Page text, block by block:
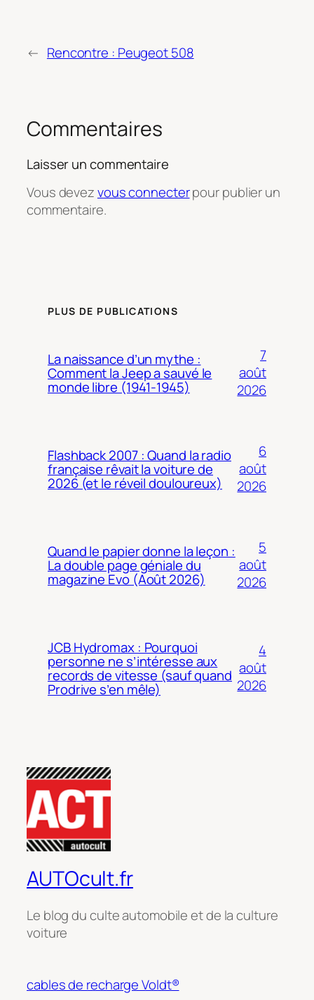
← Rencontre : Peugeot 508
Commentaires
Laisser un commentaire
Vous devezvous connecterpour publier un
commentaire.
PLUS DE PUBLICATIONS
La naissance d’un mythe :
Comment la Jeep a sauvé le
monde libre (1941-1945)
7
août
2026
Flashback 2007 : Quand la radio
française rêvait la voiture de
2026 (et le réveil douloureux)
6
août
2026
Quand le papier donne la leçon :
La double page géniale du
magazine Evo (Août 2026)
5
août
2026
JCB Hydromax : Pourquoi
personne ne s’intéresse aux
records de vitesse (sauf quand
Prodrive s’en mêle)
4
août
2026
AUTOcult.fr
Le blog du culte automobile et de la culture
voiture
cables de recharge Voldt®